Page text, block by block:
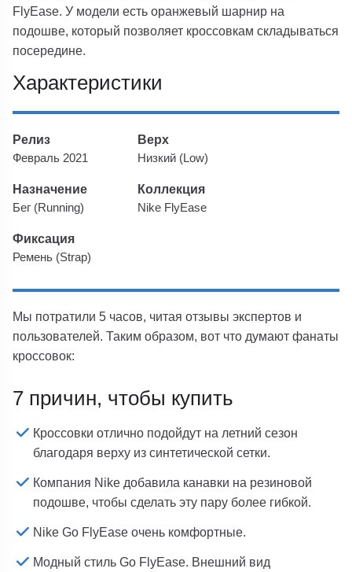
FlyEase. У модели есть оранжевый шарнир на
подошве, который позволяет кроссовкам складываться
посередине.
Характеристики
Релиз
Февраль 2021
Верх
Низкий (Low)
Назначение
Бег (Running)
Коллекция
Nike FlyEase
Фиксация
Ремень (Strap)
Мы потратили 5 часов, читая отзывы экспертов и
пользователей. Таким образом, вот что думают фанаты
кроссовок:
7 причин, чтобы купить
Кроссовки отлично подойдут на летний сезон
благодаря верху из синтетической сетки.
Компания Nike добавила канавки на резиновой
подошве, чтобы сделать эту пару более гибкой.
Nike Go FlyEase очень комфортные.
Модный стиль Go FlyEase. Внешний вид